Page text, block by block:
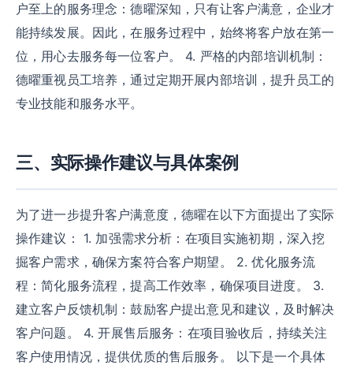
户至上的服务理念：德曜深知，只有让客户满意，企业才
能持续发展。因此，在服务过程中，始终将客户放在第一
位，用心去服务每一位客户。 4. 严格的内部培训机制：
德曜重视员工培养，通过定期开展内部培训，提升员工的
专业技能和服务水平。
三、实际操作建议与具体案例
为了进一步提升客户满意度，德曜在以下方面提出了实际
操作建议： 1. 加强需求分析：在项目实施初期，深入挖
掘客户需求，确保方案符合客户期望。 2. 优化服务流
程：简化服务流程，提高工作效率，确保项目进度。 3.
建立客户反馈机制：鼓励客户提出意见和建议，及时解决
客户问题。 4. 开展售后服务：在项目验收后，持续关注
客户使用情况，提供优质的售后服务。 以下是一个具体